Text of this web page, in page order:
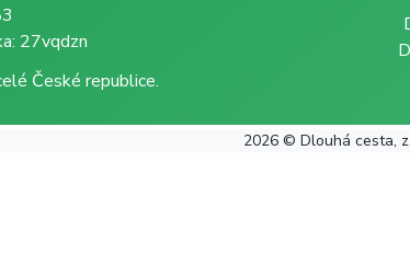
27vqdzn
České republice.
2026 © Dlouhá cesta,